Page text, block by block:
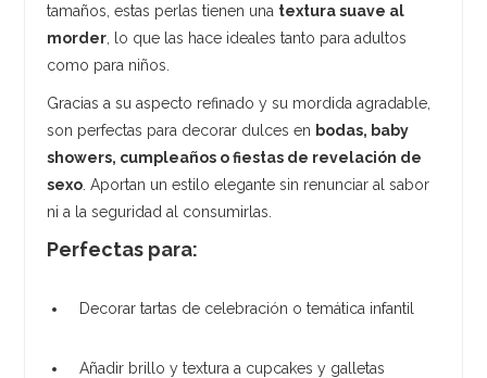
tamaños, estas perlas tienen una textura suave al
morder , lo que las hace ideales tanto para adultos
como para niños.
Gracias a su aspecto refinado y su mordida agradable,
son perfectas para decorar dulces en bodas, baby
showers, cumpleaños o fiestas de revelación de
sexo . Aportan un estilo elegante sin renunciar al sabor
ni a la seguridad al consumirlas.
Perfectas para:
Decorar tartas de celebración o temática infantil
Añadir brillo y textura a cupcakes y galletas